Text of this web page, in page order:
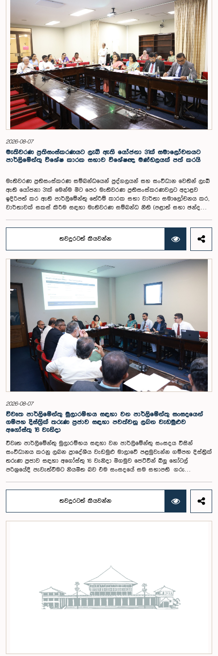
විගණකාධිපති ධුරයේ වැටුප් සම්බන්ධයෙන් අදාළ යෝජනාව කාරක සභාවේ
අවධානයට යොමු කර තිබිණි.එහිදී විගණකාධිපතිවරියගේ වගකීම්, රාජ්‍ය මූල්‍ය
අධීක්ෂණය හා විගණන ක්ෂේත්‍රයේ ස්වාධීනත්වය ඇතුළු කරුණු සැලකිල්ලට
ගනිමින් වැටුප් මට්ටම පිළිබඳව කාරක සභා සභාපතිවරයා ඇතුළු මන්ත්‍රීවරුන්
විසින් අදහස් හා යෝජනා ඉදිරිපත් කරන ලදී. ආණ්ඩුක්‍රම ව්‍යස්ථාවේ 170 වෙනි
ව්‍යවස්ථාව ප්‍රකාරව විගණකාධිපති රාජ්‍ය සේවකයකු නොවන බවත් පවත්නා
රාජ්‍ය වැටුප් පරිමාණයෙන් බැහැරව විගණකාධිපතිවරයාගේ වැටුප සඳහා
විශේෂ සැලකිල්ලක් යොමු කළ හැකි බවත් මෙහිදි වැඩිදුරටත් අදහස් දක්වමින්
කාරක සභාව පවසා සිටියේය. යොජිත වැටුප, මීට පෙර සිටි
විගණකාධිපතිවරුන්ගේ වැටුප් ද සලකා බලමින් මෙම තිරණයට එළඹුණ බව
නිලධාරීන් විසින් පවසන ලදී. මිට පෙර, එය ජාතික වැටුප් හා සේවක සංඛ්‍යා
කොමිෂන් සභාවෙන් තිරණය කළ ද වර්තමානයේ එවැනි කොමිසමක් නොමැති
බවත් නිලධාරීහු සදහන් කළහ.විගණකාධිපතිවරිය සඳහා යෝජිත වැටුප්
මට්ටම අනුමත කළ ද, එම තනතුරට පැවරී ඇති වගකීම් සහ කාර්යභාරය
සැලකිල්ලට ගනිමින් වැටුප තවදුරටත් ඉහළ මට්ටමක පැවතිය යුතු බවට කාරක
සභා සභාපතිවරයා ඇතුළු මන්ත්‍රීවරුන්ගේ අදහස විය. ඒ අනුව, අදාළ වැටුප්
මට්ටම සම්බන්ධයෙන් ඉදිරියේදී තවදුරටත් අවධානය යොමු කර අවශ්‍ය තීරණ
ගැනීමේ අවශ්‍යතාව ද කාරක සභාවේදී පෙන්වා දුන් අතර ස්ථිර සහ ස්වධින
වැටුප් හා සේවක සංඛ්‍යා කොමිෂන් සභාවක් ස්ථාපිත කරන ලෙස කාරක
2026-08-07
මැතිවරණ ප්‍රතිසංස්කරණයට ලැබී ඇති යෝජනා 31ක් සමාලෝචනයට
පාර්ලිමේන්තු විශේෂ කාරක සභාව විශේෂඥ මණ්ඩලයක් පත් කරයි
මැතිවරණ ප්‍රතිසංස්කරණ සම්බන්ධයෙන් පුද්ගලයන් සහ සංවිධාන වෙතින් ලැබී
ඇති යෝජනා 31ක් මෙන්ම මීට පෙර මැතිවරණ ප්‍රතිසංස්කරණවලට අදාළව
ඉදිරිපත් කර ඇති පාර්ලිමේන්තු තේරීම් කාරක සභා වාර්තා සමාලෝචනය කර,
වාර්තාවක් සකස් කිරීම සඳහා මැතිවරණ සම්බන්ධ නීති (පළාත් සභා ඡන්ද
කාරක සභාව රාජ්‍ය පරිපාලන, පළාත් සභා සහ පළාත් පාලන ගරු අමාත්‍ය
මහාචාර්ය ඒ.එච්.එම්.එච්. අබයරත්න මහතාගේ සභාපතිත්වයෙන්
පාර්ලිමේන්තුවේදී පසුගියදා රැස් වූ අවස්ථාවේදීය.එහිදී 2004, 2007 සහ 2022
වසරවල පාර්ලිමේන්තු තේරීම් කාරක සභා වාර්තා මෙන්ම පුද්ගලයන් හා
සංවිධාන විසින් ඉදිරිපත් කර ඇති යෝජනා 31ක් පදනම් කර ගනිමින් මැතිවරණ
ප්‍රතිසංස්කරණ සම්බන්ධයෙන් දීර්ඝ ලෙස සාකච්ඡා කෙරිණි.සාකච්ඡාවේදී පළාත්
පාලන මැතිවරණ ක්‍රමය සඳහා මිශ්‍ර මැතිවරණ ක්‍රමයක් හඳුන්වා දීම, සුළු පක්ෂ
හා සුළුතර කණ්ඩායම්වල නියෝජනය තහවුරු කිරීම, කාන්තා නියෝජනය
වැඩිදියුණු කිරීම, විද්‍යුත් ඡන්ද ක්‍රමවේදයක් හඳුන්වා දීම සහ කල්තියා ඡන්දය
ප්‍රකාශ කිරීමේ පහසුකම් සැලසීම ඇතුළු යෝජනා පිළිබඳව අවධානය යොමු
විය. එමෙන්ම විදේශගත ශ්‍රී ලාංකිකයන්ට ඡන්ද අයිතිය ලබාදීම සම්බන්ධයෙන්
වන යෝජනා පිළිබඳව ද සලකා බැලුණු අතර, ඒ සඳහා අවශ්‍ය නීතිමය හා
පරිපාලනමය ප්‍රතිපාදන පිළිබඳ වැඩිදුර අධ්‍යයනය කිරීමේ අවශ්‍යතාව
අවධාරණය කෙරිණි.කාරක සභාව විසින් පත් කළ විශේෂඥ මණ්ඩලය මඟින්
ලැබී ඇති යෝජනා 31 සහ පූර්ව පාර්ලිමේන්තු තේරීම් කාරක සභා වාර්තා
විශ්ලේෂණය කර ප්‍රායෝගික නිර්දේශ සහිත වාර්තාවක් සකස් කිරීමට නියමිත
අතර, එම නිර්දේශ සමාලෝචනය කිරීම සඳහා ඉදිරි කටයුතු සිදු කිරීමට කාරක
සභාව තීරණය කළේය.මෙම රැස්වීමට කාරක සභා සාමාජික ගරු අමාත්‍ය
ආචාර්ය උපාලි පන්නිලගේ මහතා සහ ගරු පාර්ලිමේන්තු මන්ත්‍රීවරුන් වන රවී
කරුණානායක, රුවන්තිලක ජයකොඩි සහ කදිරවේලු ෂන්මුගම් කුගදාසන් යන
මහත්වරු සහභාගී වූහ.
තවදුරටත් කියවන්න
2026-08-07
විවෘත පාර්ලිමේන්තු මුලාරම්භය සඳහා වන පාර්ලිමේන්තු සංසදයෙන්
ගම්පහ දිස්ත්‍රික් තරුණ ප්‍රජාව සඳහා පවත්වනු ලබන වැඩමුළුව
අගෝස්තු 16 වැනිදා
විවෘත පාර්ලිමේන්තු මුලාරම්භය සඳහා වන පාර්ලිමේන්තු සංසදය විසින්
සංවිධානය කරනු ලබන ප්‍රාදේශීය වැඩමුළු මාලාවේ පළමුවැන්න ගම්පහ දිස්ත්‍රික්
තරුණ ප්‍රජාව සඳහා අගෝස්තු 16 වැනිදා මීගමුව ජෙට්වින් බ්ලූ හෝටල්
පරිශ්‍රයේදී පැවැත්වීමට නියමිත බව එම සංසදයේ සම සභාපති ගරු
සහභාගීත්වයෙන් විවෘත පාර්ලිමේන්තු සංකල්පය තවදුරටත් ප්‍රවර්ධනය කිරීමේ
අරමුණින් මෙම වැඩමුළු මාලාව සංවිධානය කෙරෙන අතර සංසදයේ සාමාජික
මන්ත්‍රීවරු මෙන්ම ගම්පහ දිස්ත්‍රික් පාර්ලිමේන්තු මන්ත්‍රීවරුන් ද මෙම අවස්ථාවට
සංසදයේ සාමාජික මන්ත්‍රීවරු සහ වැඩමුළු මාලාව සඳහා අනුග්‍රාහකත්වය
සපයන සංවර්ධන සහකරු වන CII (Coalition for Inclusive Impact)
ආයතනයේ නියෝජිතයෝ එක්ව සිටියහ.මෙම වැඩමුළුව සඳහා සහභාගීවීමට
අපේක්ෂා කරන ගම්පහ දිස්ත්‍රික්කයේ වයස අවු 18 – 35 අතර තරුණ තරුණියන්
https://forms.gle/aVp5UzhLbtPSmVap8 සබැඳිය ඔස්සේ අදාළ පෝරමය
සම්පූර්ණ කොට ලියාපදිංචි විය විය යුතුය.
තවදුරටත් කියවන්න